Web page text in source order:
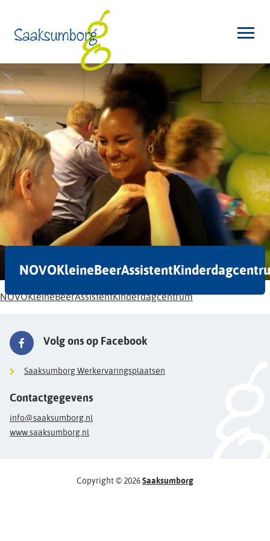
NOVOKleineBeerAssistentKinderdagcentrum
Volg ons op Facebook
Saaksumborg Werkervaringsplaatsen
Contactgegevens
info@saaksumborg.nl
www.saaksumborg.nl
Copyright © 2026Saaksumborg